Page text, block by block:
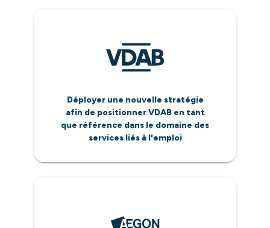
Déployer une nouvelle stratégie
afin de positionner VDAB en tant
que référence dans le domaine des
services liés à l'emploi